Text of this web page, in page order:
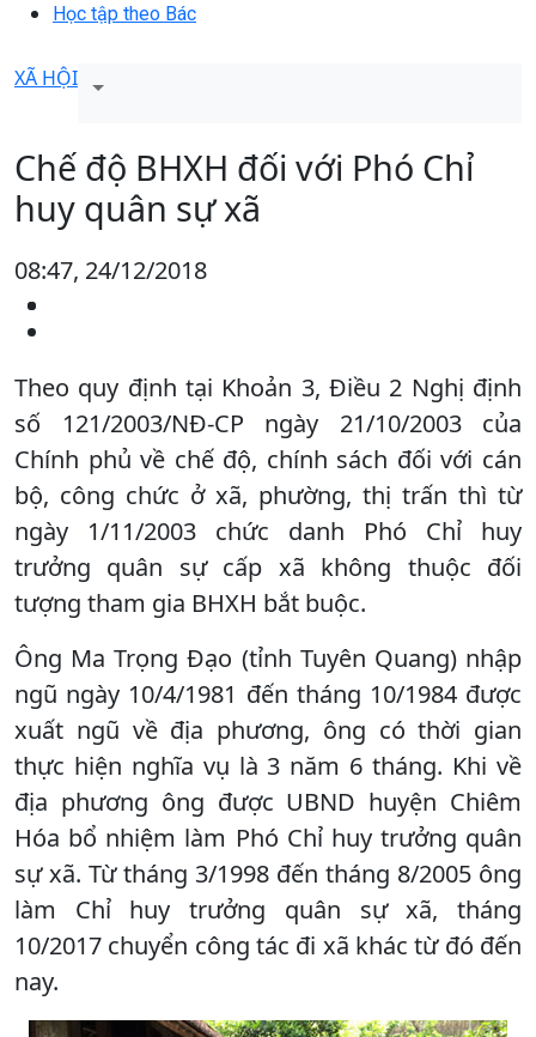
Học tập theo Bác
XÃ HỘI
Chế độ BHXH đối với Phó Chỉ
huy quân sự xã
08:47, 24/12/2018
Theo quy định tại Khoản 3, Điều 2 Nghị định
số 121/2003/NĐ-CP ngày 21/10/2003 của
Chính phủ về chế độ, chính sách đối với cán
bộ, công chức ở xã, phường, thị trấn thì từ
ngày 1/11/2003 chức danh Phó Chỉ huy
trưởng quân sự cấp xã không thuộc đối
tượng tham gia BHXH bắt buộc.
Ông Ma Trọng Đạo (tỉnh Tuyên Quang) nhập
ngũ ngày 10/4/1981 đến tháng 10/1984 được
xuất ngũ về địa phương, ông có thời gian
thực hiện nghĩa vụ là 3 năm 6 tháng. Khi về
địa phương ông được UBND huyện Chiêm
Hóa bổ nhiệm làm Phó Chỉ huy trưởng quân
sự xã. Từ tháng 3/1998 đến tháng 8/2005 ông
làm Chỉ huy trưởng quân sự xã, tháng
10/2017 chuyển công tác đi xã khác từ đó đến
nay.